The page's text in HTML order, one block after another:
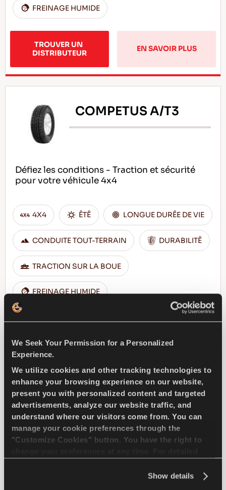
We Seek Your Permission for a Personalized
Experience.
We utilize cookies and other tracking technologies to
enhance your browsing experience on our website,
present you with personalized content and targeted
advertisements, analyze our website traffic, and
understand where our visitors come from. You can
manage your cookie preferences through the
"Customize Cookies" button. You have the right to
Show details
FREINAGE HUMIDE
TROUVER UN
DISTRIBUTEUR
EN SAVOIR PLUS
COMPETUS A/T3
Défiez les conditions - Traction et sécurité
pour votre véhicule 4x4
4X4 ÊTÊ LONGUE DURÊE DE VIE
CONDUITE TOUT-TERRAIN DURABILITÊ
TRACTION SUR LA BOUE
FREINAGE HUMIDE
COMPETUS WINTER 2
+